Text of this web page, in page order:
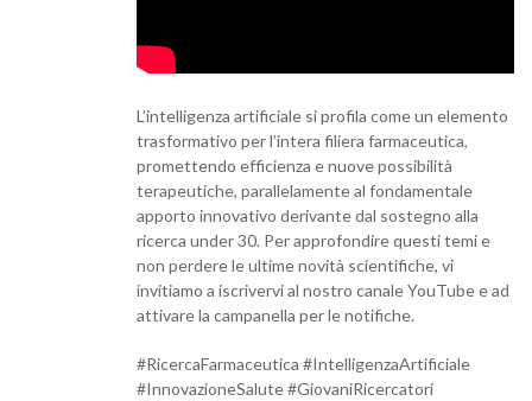
L’intelligenza artificiale si profila come un elemento
trasformativo per l’intera filiera farmaceutica,
promettendo efficienza e nuove possibilità
terapeutiche, parallelamente al fondamentale
apporto innovativo derivante dal sostegno alla
ricerca under 30. Per approfondire questi temi e
non perdere le ultime novità scientifiche, vi
invitiamo a iscrivervi al nostro canale YouTube e ad
attivare la campanella per le notifiche.
#RicercaFarmaceutica #IntelligenzaArtificiale
#InnovazioneSalute #GiovaniRicercatori